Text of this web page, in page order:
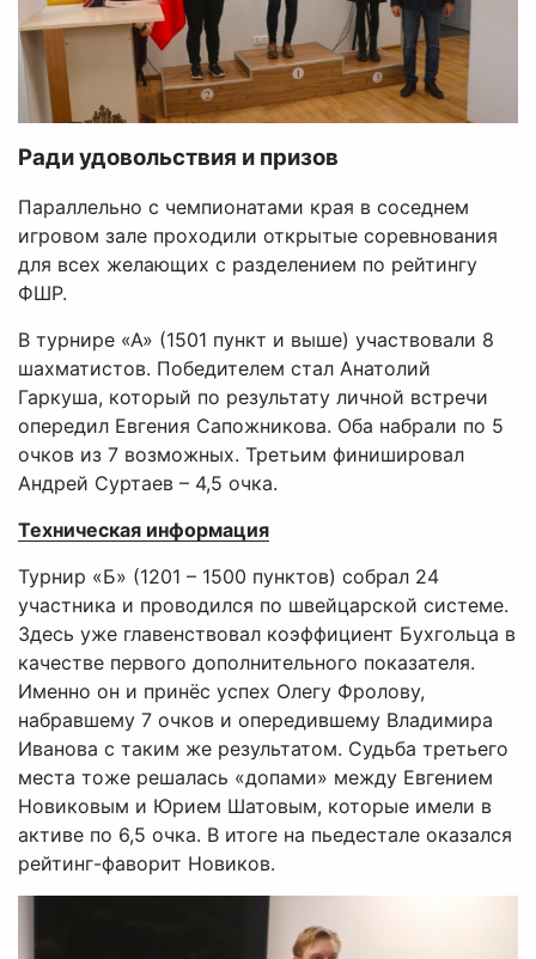
Ради удовольствия и призов
Параллельно с чемпионатами края в соседнем
игровом зале проходили открытые соревнования
для всех желающих с разделением по рейтингу
ФШР.
В турнире «А» (1501 пункт и выше) участвовали 8
шахматистов. Победителем стал Анатолий
Гаркуша, который по результату личной встречи
опередил Евгения Сапожникова. Оба набрали по 5
очков из 7 возможных. Третьим финишировал
Андрей Суртаев – 4,5 очка.
Техническая информация
Турнир «Б» (1201 – 1500 пунктов) собрал 24
участника и проводился по швейцарской системе.
Здесь уже главенствовал коэффициент Бухгольца в
качестве первого дополнительного показателя.
Именно он и принёс успех Олегу Фролову,
набравшему 7 очков и опередившему Владимира
Иванова с таким же результатом. Судьба третьего
места тоже решалась «допами» между Евгением
Новиковым и Юрием Шатовым, которые имели в
активе по 6,5 очка. В итоге на пьедестале оказался
рейтинг-фаворит Новиков.